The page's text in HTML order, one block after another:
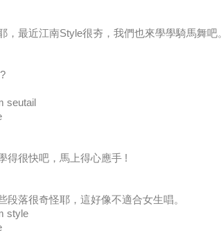
，最近江南Style很夯，我們也來學學騎馬舞吧。
seutail
得很快吧，馬上得心應手 !
段落很奇怪耶，這好像不適合女生唱。
style